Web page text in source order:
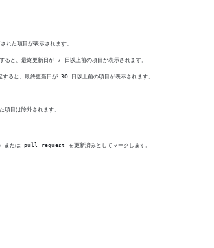
た項目が表示されます。
ると、最終更新日が 7 日以上前の項目が表示されます。
すると、最終更新日が 30 日以上前の項目が表示されます。
目は除外されます。
たは pull request を更新済みとしてマークします。